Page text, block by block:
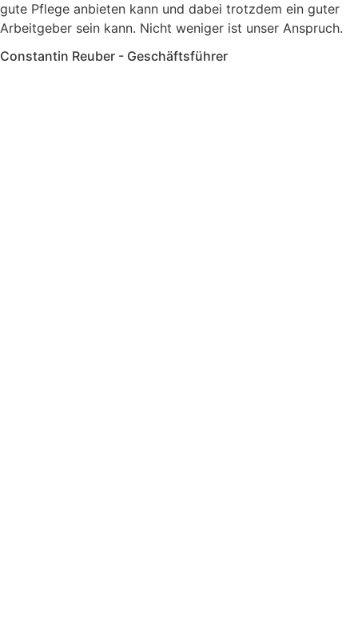
gute Pflege anbieten kann und dabei trotzdem ein guter
Arbeitgeber sein kann. Nicht weniger ist unser Anspruch.
Constantin Reuber - Geschäftsführer